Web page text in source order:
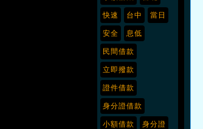
快速 台中 當日
安全 息低
民間借款
立即撥款
證件借款
身分證借款
小額借款 身分證